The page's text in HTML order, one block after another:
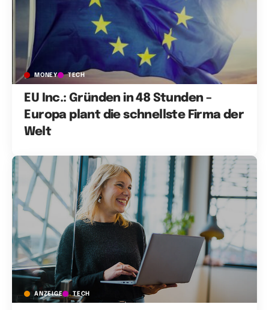
MONEY TECH
EU Inc.: Gründen in 48 Stunden –
Europa plant die schnellste Firma der
Welt
ANZEIGE TECH